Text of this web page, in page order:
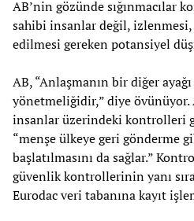
AB’nin gözünde sığınmacılar
sahibi insanlar değil, izlenmesi,
edilmesi gereken potansiyel
AB, “Anlaşmanın bir diğer
yönetmeliğidir,” diye övünüyor.
insanlar üzerindeki kontrolleri
“menşe ülkeye geri gönderme
başlatılmasını da sağlar.”
güvenlik kontrollerinin yanı
Eurodac veri tabanına kayıt